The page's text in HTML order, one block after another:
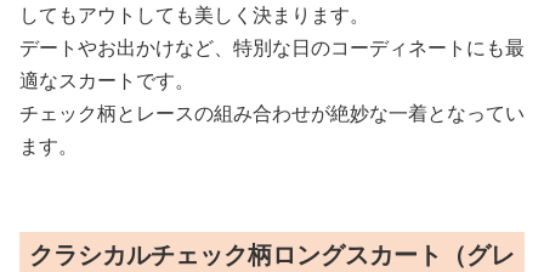
してもアウトしても美しく決まります。
デートやお出かけなど、特別な日のコーディネートにも最
適なスカートです。
チェック柄とレースの組み合わせが絶妙な一着となってい
ます。
クラシカルチェック柄ロングスカート（グレ